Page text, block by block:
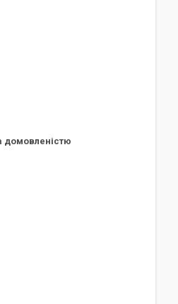
домовленістю